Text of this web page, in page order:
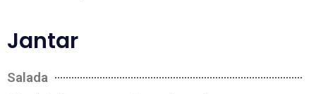
Jantar
Salada